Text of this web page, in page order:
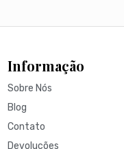
Informação
Sobre Nós
Blog
Contato
Devoluções